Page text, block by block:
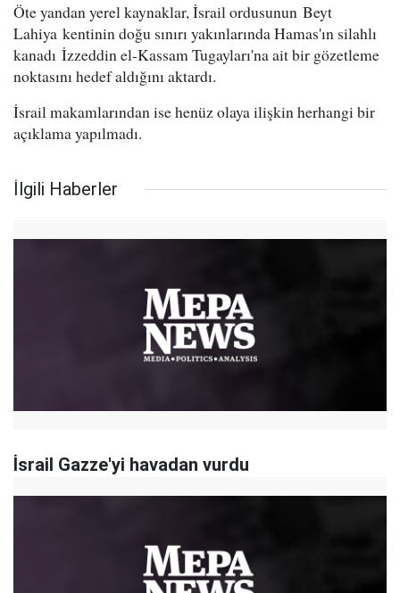
Öte yandan yerel kaynaklar, İsrail ordusunun Beyt
Lahiya kentinin doğu sınırı yakınlarında Hamas'ın silahlı
kanadı İzzeddin el-Kassam Tugayları'na ait bir gözetleme
noktasını hedef aldığını aktardı.
İsrail makamlarından ise henüz olaya ilişkin herhangi bir
açıklama yapılmadı.
İlgili Haberler
İsrail Gazze'yi havadan vurdu